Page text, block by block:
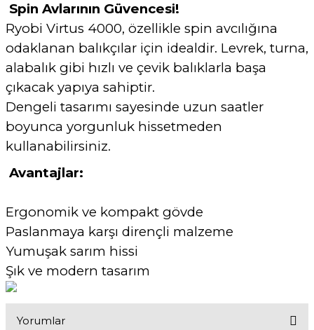
Spin Avlarının Güvencesi!
Ryobi Virtus 4000, özellikle spin avcılığına
odaklanan balıkçılar için idealdir. Levrek, turna,
alabalık gibi hızlı ve çevik balıklarla başa
çıkacak yapıya sahiptir.
Dengeli tasarımı sayesinde uzun saatler
boyunca yorgunluk hissetmeden
kullanabilirsiniz.
Avantajlar:
Ergonomik ve kompakt gövde
Paslanmaya karşı dirençli malzeme
Yumuşak sarım hissi
Şık ve modern tasarım
Yorumlar